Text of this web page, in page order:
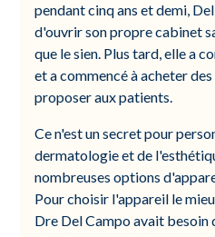
pendant cinq ans et demi,
d'ouvrir son propre cabinet
que le sien. Plus tard, elle a
et a commencé à acheter
proposer aux patients.
Ce n'est un secret pour
dermatologie et de
nombreuses options
Pour choisir l'appareil le
Dre Del Campo avait besoin